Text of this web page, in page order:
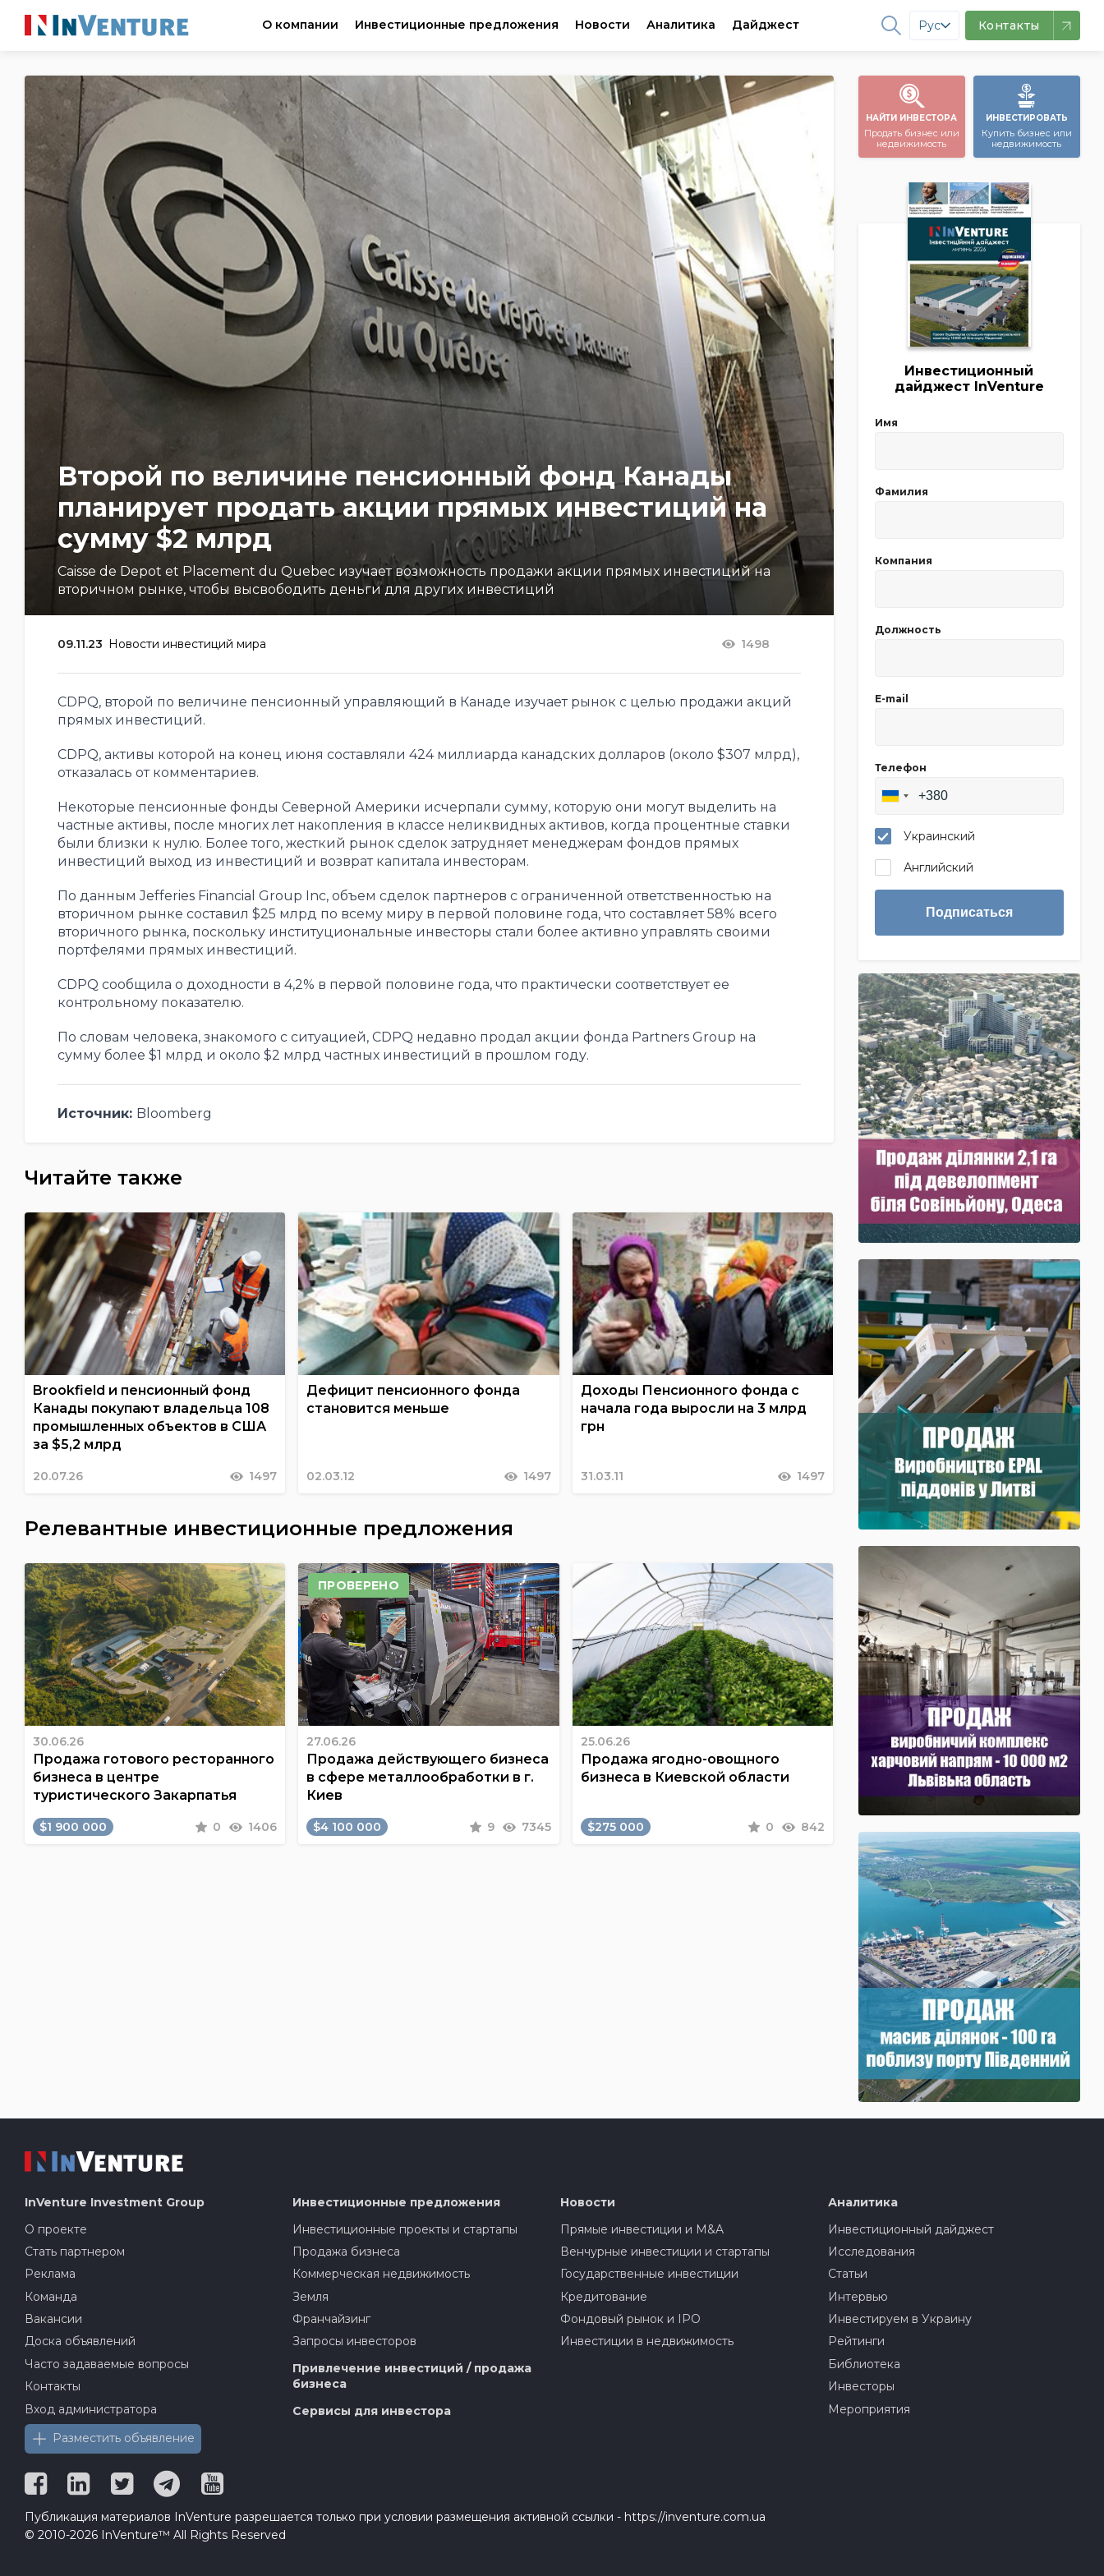
О компании Инвестиционные предложения Новости Аналитика Дайджест Рус Контакты
Второй по величине пенсионный фонд Канады
планирует продать акции прямых инвестиций на
сумму $2 млрд
Caisse de Depot et Placement du Quebec изучает возможность продажи акции прямых инвестиций на
вторичном рынке, чтобы высвободить деньги для других инвестиций
09.11.23 Новости инвестиций мира 1498
CDPQ, второй по величине пенсионный управляющий в Канаде изучает рынок с целью продажи акций
прямых инвестиций.
CDPQ, активы которой на конец июня составляли 424 миллиарда канадских долларов (около $307 млрд),
отказалась от комментариев.
Некоторые пенсионные фонды Северной Америки исчерпали сумму, которую они могут выделить на
частные активы, после многих лет накопления в классе неликвидных активов, когда процентные ставки
были близки к нулю. Более того, жесткий рынок сделок затрудняет менеджерам фондов прямых
инвестиций выход из инвестиций и возврат капитала инвесторам.
По данным Jefferies Financial Group Inc, объем сделок партнеров с ограниченной ответственностью на
вторичном рынке составил $25 млрд по всему миру в первой половине года, что составляет 58% всего
вторичного рынка, поскольку институциональные инвесторы стали более активно управлять своими
портфелями прямых инвестиций.
CDPQ сообщила о доходности в 4,2% в первой половине года, что практически соответствует ее
контрольному показателю.
По словам человека, знакомого с ситуацией, CDPQ недавно продал акции фонда Partners Group на
сумму более $1 млрд и около $2 млрд частных инвестиций в прошлом году.
Источник: Bloomberg
Читайте также
Brookfield и пенсионный фонд
Канады покупают владельца 108
промышленных объектов в США
за $5,2 млрд
20.07.26 1497
Дефицит пенсионного фонда
становится меньше
02.03.12 1497
Доходы Пенсионного фонда с
начала года выросли на 3 млрд
грн
31.03.11 1497
Релевантные инвестиционные предложения
30.06.26
Продажа готового ресторанного
бизнеса в центре
туристического Закарпатья
$1 900 000 0 1406
ПРОВЕРЕНО
27.06.26
Продажа действующего бизнеса
в сфере металлообработки в г.
Киев
$4 100 000 9 7345
25.06.26
Продажа ягодно-овощного
бизнеса в Киевской области
$275 000 0 842
НАЙТИ ИНВЕСТОРА
Продать бизнес или
недвижимость
ИНВЕСТИРОВАТЬ
Купить бизнес или
недвижимость
Инвестиционный
дайджест InVenture
Имя
Фамилия
Компания
Должность
E-mail
Телефон
Украинский
Английский
Подписаться
InVenture Investment Group
О проекте
Стать партнером
Реклама
Команда
Вакансии
Доска объявлений
Часто задаваемые вопросы
Контакты
Вход администратора
Разместить объявление
Инвестиционные предложения
Инвестиционные проекты и стартапы
Продажа бизнеса
Коммерческая недвижимость
Земля
Франчайзинг
Запросы инвесторов
Привлечение инвестиций / продажа
бизнеса
Сервисы для инвестора
Новости
Прямые инвестиции и M&A
Венчурные инвестиции и стартапы
Государственные инвестиции
Кредитование
Фондовый рынок и IPO
Инвестиции в недвижимость
Аналитика
Инвестиционный дайджест
Исследования
Статьи
Интервью
Инвестируем в Украину
Рейтинги
Библиотека
Инвесторы
Мероприятия
Публикация материалов InVenture разрешается только при условии размещения активной ссылки - https://inventure.com.ua
© 2010-2026 InVenture™ All Rights Reserved